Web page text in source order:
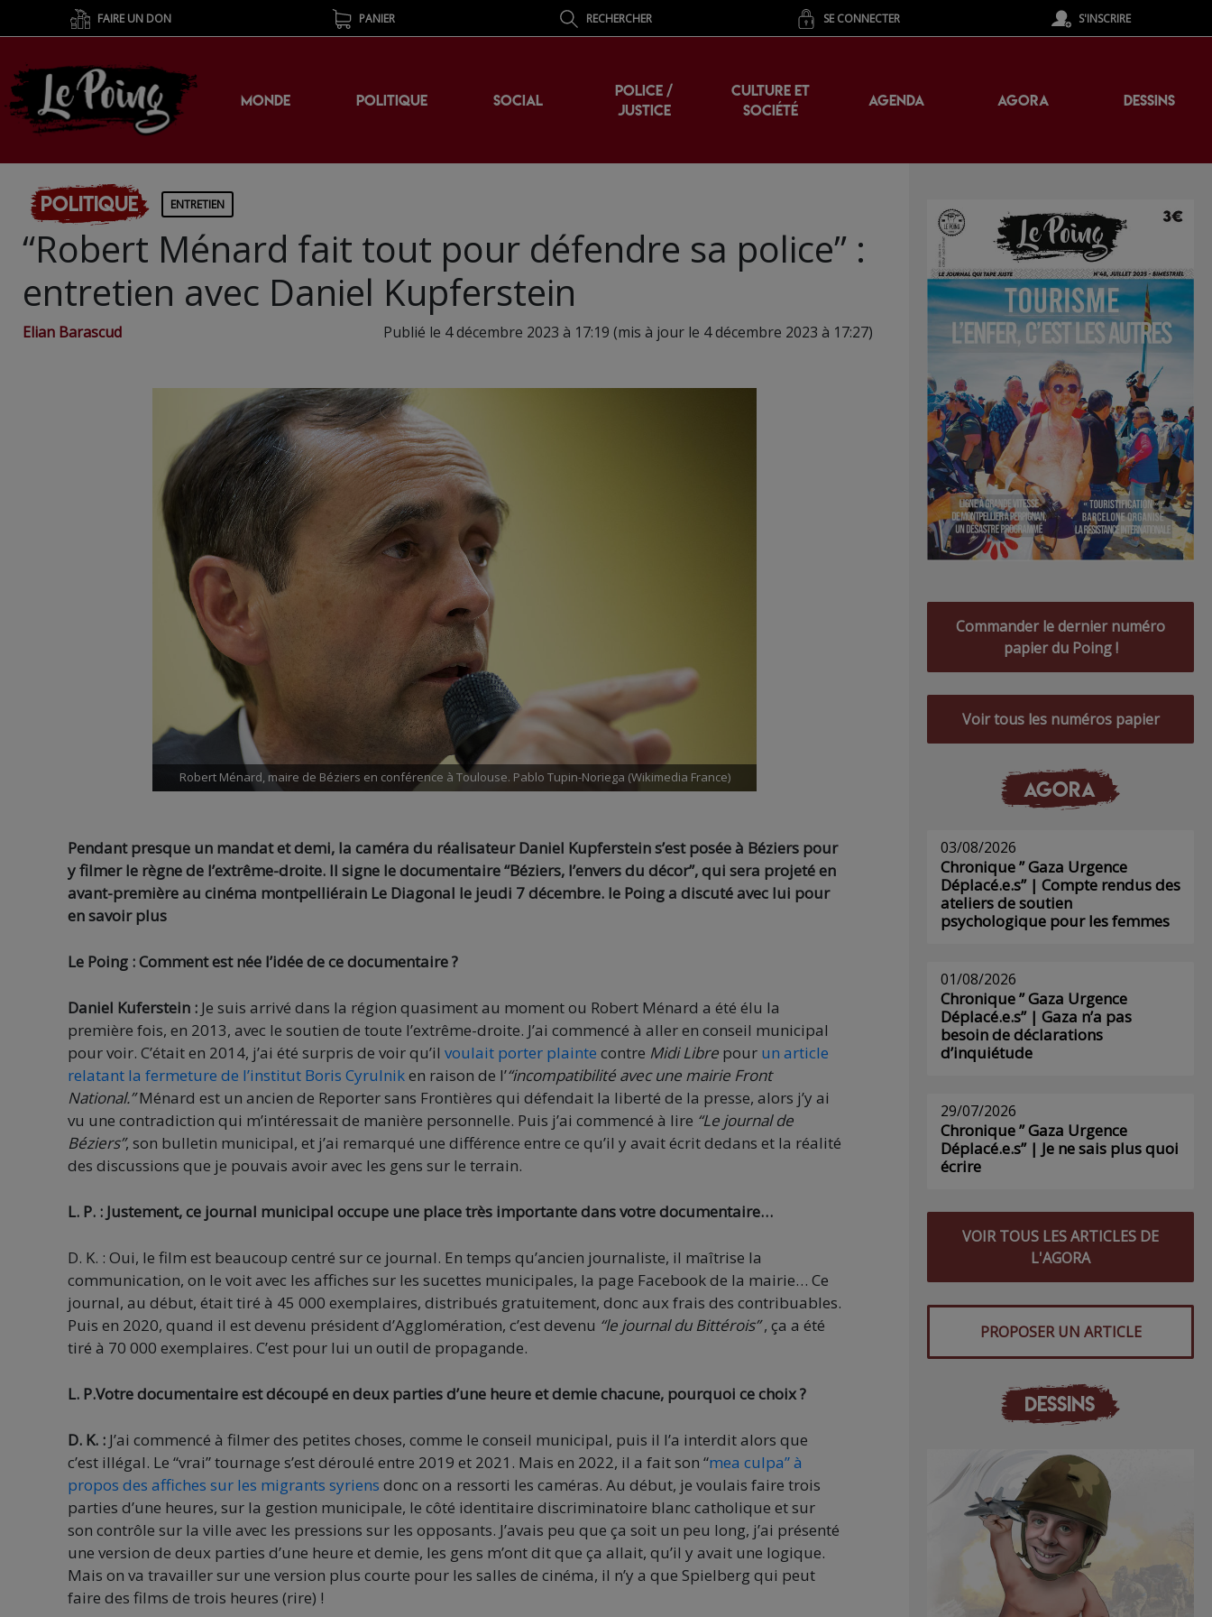
FAIRE UN DON PANIER RECHERCHER SE CONNECTER S'INSCRIRE
MONDE POLITIQUE SOCIAL
POLICE /
JUSTICE
CULTURE ET
SOCIÉTÉ
AGENDA AGORA DESSINS
Politique ENTRETIEN
“Robert Ménard fait tout pour défendre sa police” :
entretien avec Daniel Kupferstein
Elian Barascud Publié le 4 décembre 2023 à 17:19 (mis à jour le 4 décembre 2023 à 17:27)
Robert Ménard, maire de Béziers en conférence à Toulouse. Pablo Tupin-Noriega (Wikimedia France)
Pendant presque un mandat et demi, la caméra du réalisateur Daniel Kupferstein s’est posée à Béziers pour
y filmer le règne de l’extrême-droite. Il signe le documentaire “Béziers, l’envers du décor”, qui sera projeté en
avant-première au cinéma montpelliérain Le Diagonal le jeudi 7 décembre. le Poing a discuté avec lui pour
en savoir plus
Le Poing : Comment est née l’idée de ce documentaire ?
Daniel Kuferstein : Je suis arrivé dans la région quasiment au moment ou Robert Ménard a été élu la
première fois, en 2013, avec le soutien de toute l’extrême-droite. J’ai commencé à aller en conseil municipal
pour voir. C’était en 2014, j’ai été surpris de voir qu’il voulait porter plainte contre Midi Libre pour un article
relatant la fermeture de l’institut Boris Cyrulniken raison de l’“incompatibilité avec une mairie Front
National.”Ménard est un ancien de Reporter sans Frontières qui défendait la liberté de la presse, alors j’y ai
vu une contradiction qui m’intéressait de manière personnelle. Puis j’ai commencé à lire “Le journal de
Béziers”, son bulletin municipal, et j’ai remarqué une différence entre ce qu’il y avait écrit dedans et la réalité
des discussions que je pouvais avoir avec les gens sur le terrain.
L. P. : Justement, ce journal municipal occupe une place très importante dans votre documentaire…
D. K. : Oui, le film est beaucoup centré sur ce journal. En temps qu’ancien journaliste, il maîtrise la
communication, on le voit avec les affiches sur les sucettes municipales, la page Facebook de la mairie… Ce
journal, au début, était tiré à 45 000 exemplaires, distribués gratuitement, donc aux frais des contribuables.
Puis en 2020, quand il est devenu président d’Agglomération, c’est devenu “le journal du Bittérois”, ça a été
tiré à 70 000 exemplaires. C’est pour lui un outil de propagande.
L. P.Votre documentaire est découpé en deux parties d’une heure et demie chacune, pourquoi ce choix ?
D. K. : J’ai commencé à filmer des petites choses, comme le conseil municipal, puis il l’a interdit alors que
c’est illégal. Le “vrai” tournage s’est déroulé entre 2019 et 2021. Mais en 2022, il a fait son “mea culpa” à
propos des affiches sur les migrants syriens donc on a ressorti les caméras. Au début, je voulais faire trois
parties d’une heures, sur la gestion municipale, le côté identitaire discriminatoire blanc catholique et sur
son contrôle sur la ville avec les pressions sur les opposants. J’avais peu que ça soit un peu long, j’ai présenté
une version de deux parties d’une heure et demie, les gens m’ont dit que ça allait, qu’il y avait une logique.
Mais on va travailler sur une version plus courte pour les salles de cinéma, il n’y a que Spielberg qui peut
faire des films de trois heures (rire) !
Commander le dernier numéro
papier du Poing !
Voir tous les numéros papier
AGORA
03/08/2026
Chronique ” Gaza Urgence
Déplacé.e.s” | Compte rendus des
ateliers de soutien
psychologique pour les femmes
01/08/2026
Chronique ” Gaza Urgence
Déplacé.e.s” | Gaza n’a pas
besoin de déclarations
d’inquiétude
29/07/2026
Chronique ” Gaza Urgence
Déplacé.e.s” | Je ne sais plus quoi
écrire
VOIR TOUS LES ARTICLES DE
L'AGORA
PROPOSER UN ARTICLE
DESSINS